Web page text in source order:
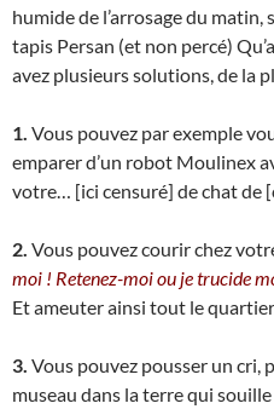
humide de l’arrosage du
tapis Persan (et non percé)
avez plusieurs solutions, de la
1. Vous pouvez par exemple
emparer d’un robot Moulinex
votre… [ici censuré] de chat de
2. Vous pouvez courir chez
moi ! Retenez-moi ou je trucide
Et ameuter ainsi tout le quartier.
3. Vous pouvez pousser un cri,
museau dans la terre qui